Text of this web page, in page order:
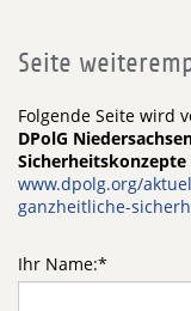
Seite
Folgende Seite wird
DPolG
www.dpolg.org/
ganzheitliche-
Ihr Name:*